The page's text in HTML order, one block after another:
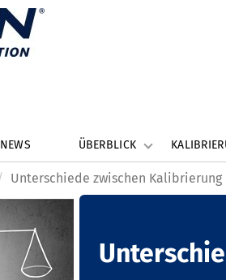
NEWS ÜBERBLICK
Unterschiede zwischen Kalibrierung